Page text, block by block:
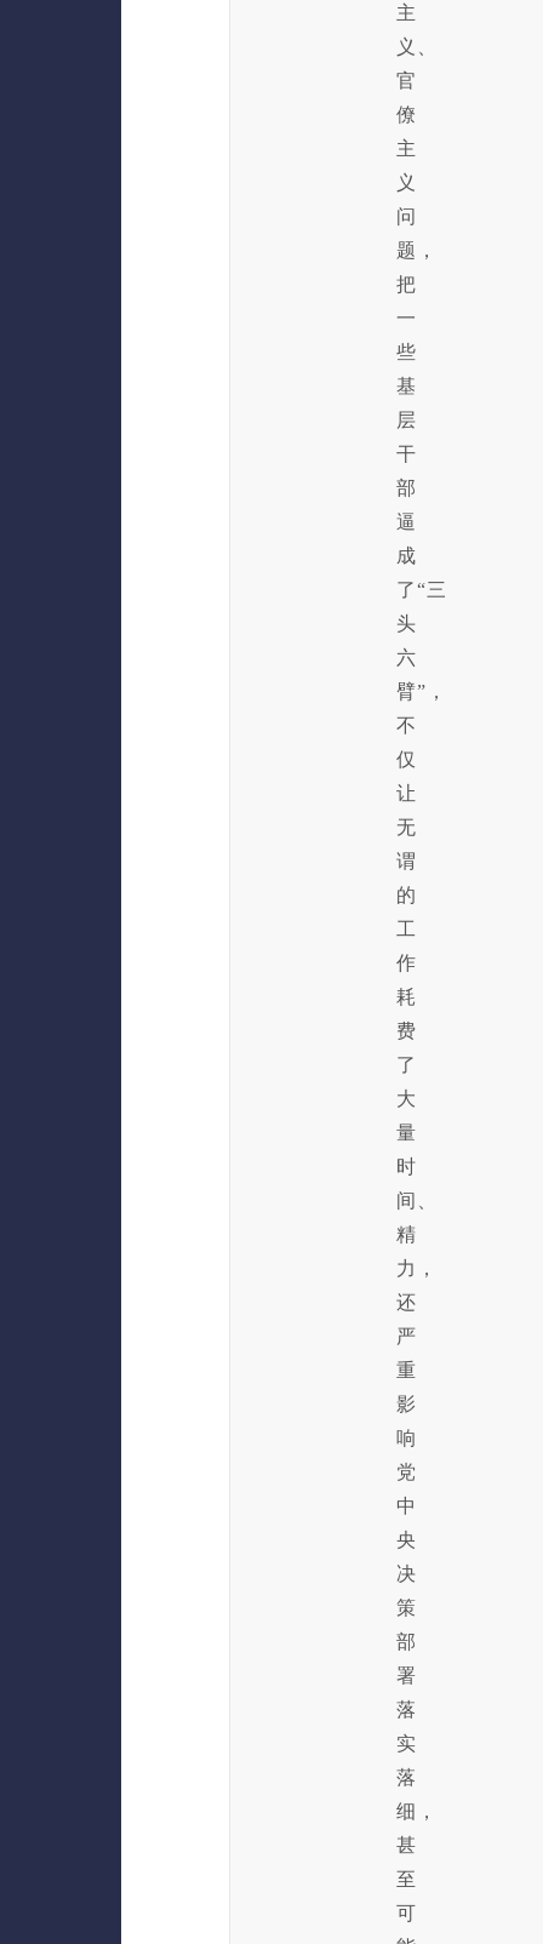
主
义、
官
僚
主
义
问
题，
把
一
些
基
层
干
部
逼
成
了“三
头
六
臂”，
不
仅
让
无
谓
的
工
作
耗
费
了
大
量
时
间、
精
力，
还
严
重
影
响
党
中
央
决
策
部
署
落
实
落
细，
甚
至
可